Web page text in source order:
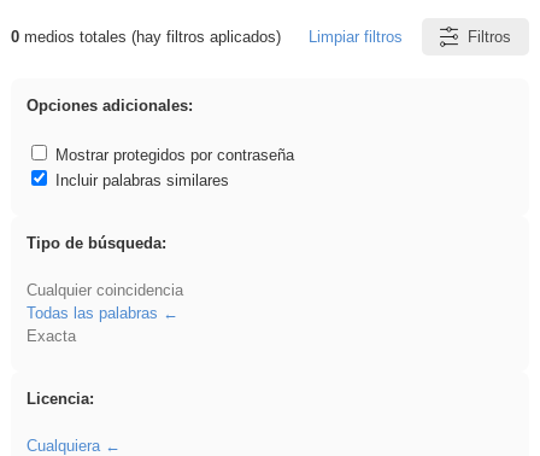
Resultados de: Eventos
0medios totales (hay filtros aplicados) Limpiar filtros Filtros
Opciones adicionales:
Mostrar protegidos por contraseña
Incluir palabras similares
Tipo de búsqueda:
Cualquier coincidencia
Todas las palabras
Exacta
Licencia:
Cualquiera